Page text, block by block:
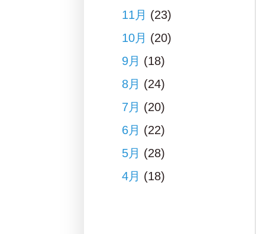
11月 (23)
10月 (20)
9月 (18)
8月 (24)
7月 (20)
6月 (22)
5月 (28)
4月 (18)